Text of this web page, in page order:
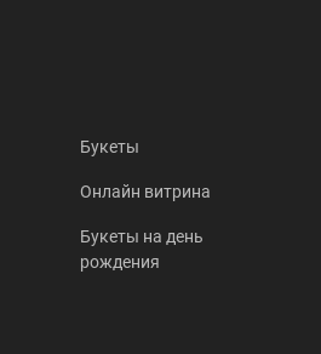
Букеты
Онлайн витрина
Букеты на день
рождения